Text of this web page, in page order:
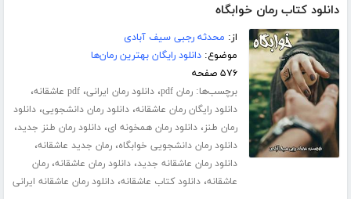
دانلود کتاب رمان خوابگاه
از: محدثه رجبی سیف آبادی
موضوع:دانلود رایگان بهترین رمان‌ها
۵۷۶ صفحه
برچسب‌ها:رمان pdf ،دانلود رمان ایرانی،pdf عاشقانه ،
دانلود رایگان رمان عاشقانه،دانلود رمان دانشجویی،دانلود
رمان طنز،دانلود رمان همخونه ای،دانلود رمان طنز جدید،
دانلود رمان دانشجویی خوابگاه،رمان جدید عاشقانه،
دانلود رمان عاشقانه جدید،دانلود رمان عاشقانه،رمان
عاشقانه،دانلود کتاب عاشقانه،دانلود رمان عاشقانه ایرانی